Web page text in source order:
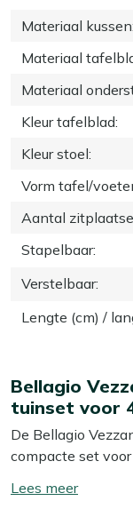
Materiaal kussen:
Materiaal
Materiaal
Kleur tafelblad:
Kleur stoel:
Vorm tafel/
Aantal
Stapelbaar:
Verstelbaar:
Lengte (cm) /
Bellagio
tuinset voor
De Bellagio
compacte set
De combinatie
Toon/